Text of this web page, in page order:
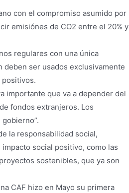
con el compromiso asumido por
emisiónes de CO2 entre el 20% y
regulares con una única
ser usados exclusivamente
positivos.
importante que va a depender del
fondos extranjeros. Los
la responsabilidad social,
social positivo, como las
sostenibles, que ya son
CAF hizo en Mayo su primera